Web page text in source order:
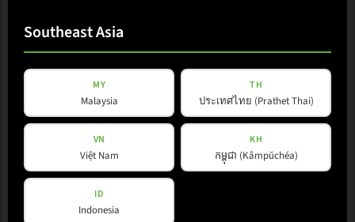
Southeast Asia
MY
Malaysia
TH
ประเทศไทย (Prathet Thai)
VN
Việt Nam
KH
កម្ពុជា (Kâmpŭchéa)
ID
Indonesia